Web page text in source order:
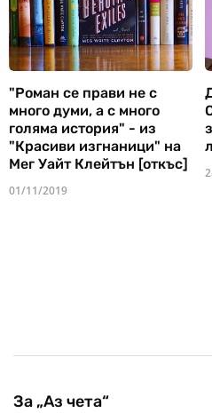
"Роман се прави не с
много думи, а с много
голяма история" - из
"Красиви изгнаници" на
Мег Уайт Клейтън [откъс]
01/11/2019
За „Аз чета“